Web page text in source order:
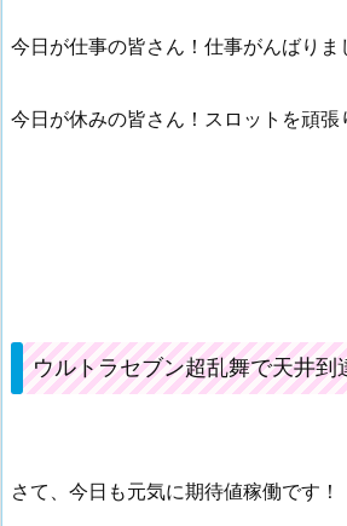
今日が仕事の皆さん！仕事がんばりま
今日が休みの皆さん！スロットを頑張
ウルトラセブン超乱舞で天井到
さて、今日も元気に期待値稼働です！